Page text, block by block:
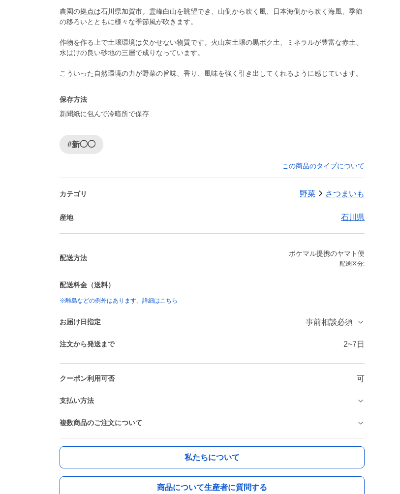
農園の拠点は石川県加賀市。霊峰白山を眺望でき、山側から吹く風、日本海側から吹く海風、季節
の移ろいとともに様々な季節風が吹きます。
作物を作る上で土壌環境は欠かせない物質です。火山灰土壌の黒ボク土、ミネラルが豊富な赤土、
水はけの良い砂地の三層で成りなっています。
保存方法
新聞紙に包んで冷暗所で保存
#新◯◯
この商品のタイプについて
カテゴリ 野菜 さつまいも
産地 石川県
配送方法
ポケマル提携のヤマト便
配送区分:
配送料金（送料）
※離島などの例外はあります。詳細はこちら
お届け日指定 事前相談必須
注文から発送まで 2~7日
クーポン利用可否 可
支払い方法
複数商品のご注文について
私たちについて
商品について生産者に質問する